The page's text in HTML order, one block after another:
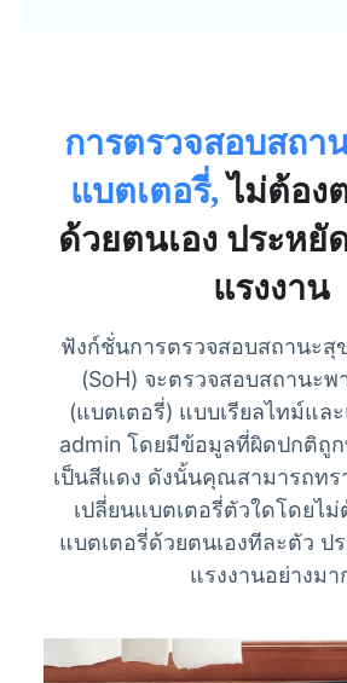
การตรวจสอบสถา
แบตเตอรี่,ไม่ต้อง
ด้วยตนเอง ประหยั
แรงงาน
ฟังก์ชั่นการตรวจสอบสถานะสุ
(SoH) จะตรวจสอบสถานะพ
(แบตเตอรี่) แบบเรียลไทม์แล
admin โดยมีข้อมูลที่ผิดปกติถูก
เป็นสีแดง ดังนั้นคุณสามารถทร
เปลี่ยนแบตเตอรี่ตัวใดโดยไ
แบตเตอรี่ด้วยตนเองทีละตัว ป
แรงงานอย่างมา